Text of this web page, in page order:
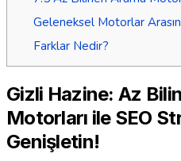
Geleneksel Motorlar
Farklar Nedir?
Gizli Hazine: Az
Motorları ile SEO
Genişletin!